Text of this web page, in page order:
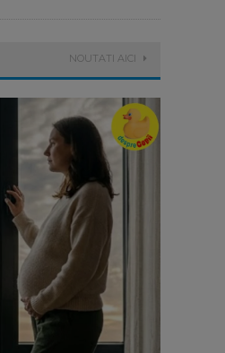
NOUTATI AICI